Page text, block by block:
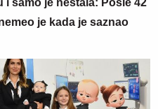
je kada je saznao